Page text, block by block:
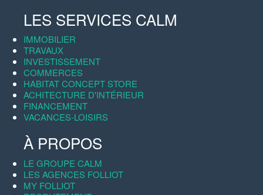
LES SERVICES CALM
IMMOBILIER
TRAVAUX
INVESTISSEMENT
COMMERCES
HABITAT CONCEPT STORE
ACHITECTURE D'INTÉRIEUR
FINANCEMENT
VACANCES-LOISIRS
À PROPOS
LE GROUPE CALM
LES AGENCES FOLLIOT
MY FOLLIOT